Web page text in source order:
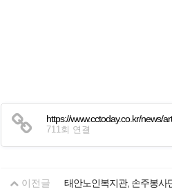
https://www.cctoday.co.kr/news/
711회 연결
이전글 태안노인복지관, 손주봉사